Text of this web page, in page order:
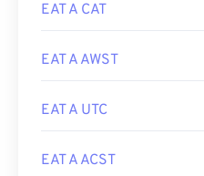
EAT A CAT
EAT A AWST
EAT A UTC
EAT A ACST